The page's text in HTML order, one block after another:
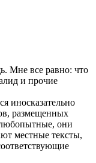
Мне все равно: что
и прочие
иносказательно
размещенных
они
местные тексты,